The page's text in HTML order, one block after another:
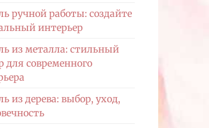
ручной работы: создайте
интерьер
из металла: стильный
для современного
из дерева: выбор, уход,